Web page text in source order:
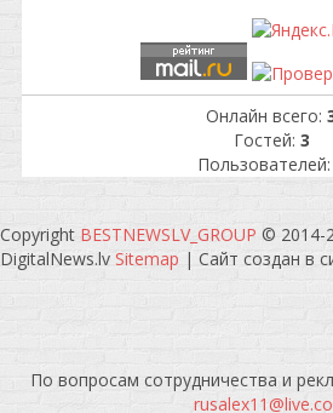
Онлайн всего:
Гостей: 3
Пользователей:
Copyright BESTNEWSLV_GROUP © 2014-
DigitalNews.lv Sitemap | Сайт создан в
По вопросам сотрудничества и